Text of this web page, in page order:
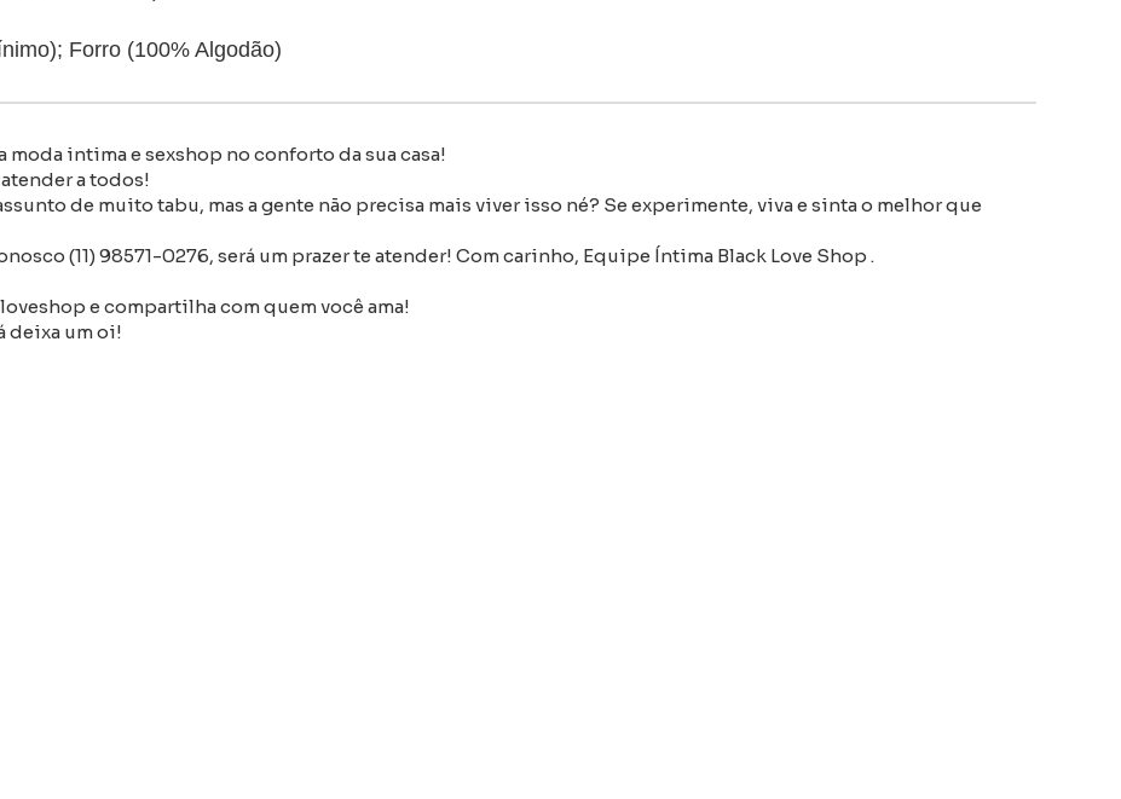
Forro (100% Algodão)
intima e sexshop no conforto da sua casa!
a todos!
de muito tabu, mas a gente não precisa mais viver isso né? Se experimente, viva e sinta o melhor que
(11) 98571-0276, será um prazer te atender! Com carinho, Equipe Íntima Black Love Shop .
e compartilha com quem você ama!
deixa um oi!